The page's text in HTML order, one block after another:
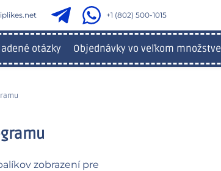
+1 (802) 500-1015
otázky Objednávky vo veľkom množstve
zobrazení pre